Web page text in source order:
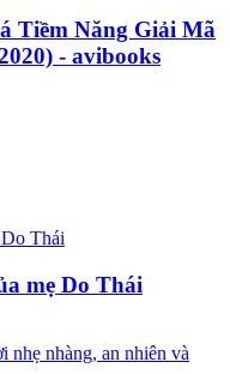
Tiềm Năng Giải Mã
- avibooks
mẹ Do Thái